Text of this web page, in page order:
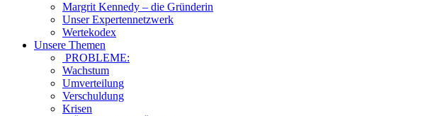
Margrit Kennedy – die Gründerin
Unser Expertennetzwerk
Wertekodex
Unsere Themen
PROBLEME:
Wachstum
Umverteilung
Verschuldung
Krisen